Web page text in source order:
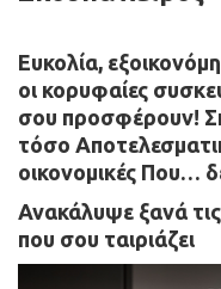
Ευκολία,
οι κορυφαίες
σου προσφέρουν!
τόσο
οικονομικές Που…
Ανακάλυψε ξανά
που σου ταιριάζει